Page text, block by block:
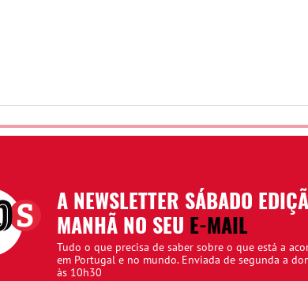
A NEWSLETTER SÁBADO
MANHÃ NO SEU E-MAIL
Tudo o que precisa de saber sobre o que está a
em Portugal e no mundo. Enviada de segunda a
às 10h30